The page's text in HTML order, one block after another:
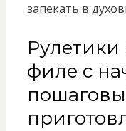
запекать в
Рулетики
филе с